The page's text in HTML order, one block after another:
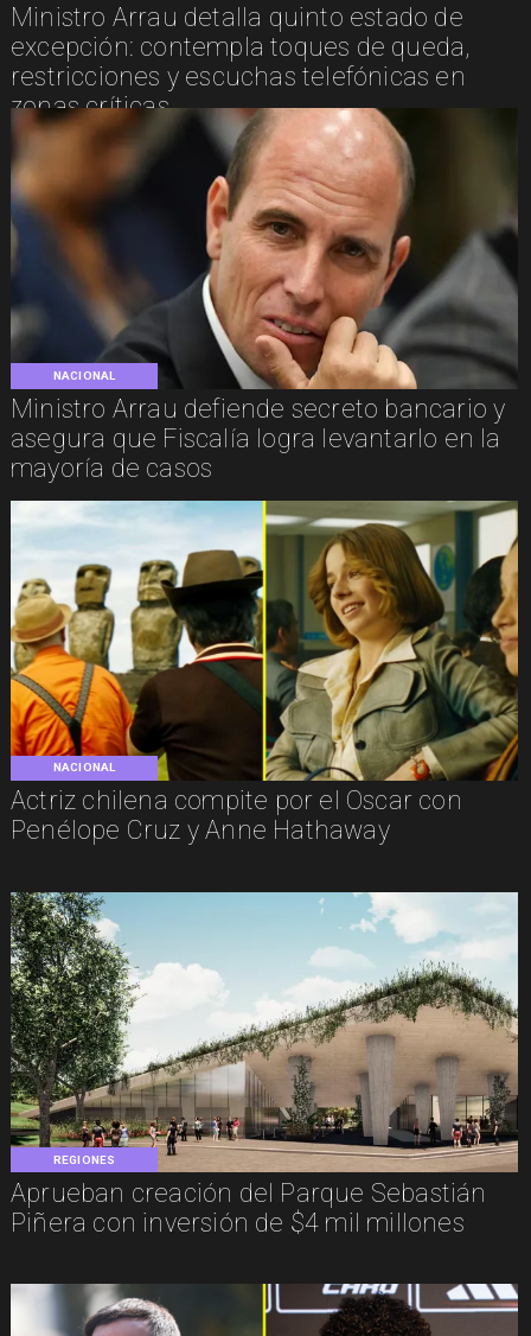
Ministro Arrau detalla quinto estado de
excepción: contempla toques de queda,
restricciones y escuchas telefónicas en
zonas críticas
NACIONAL
Ministro Arrau defiende secreto bancario y
asegura que Fiscalía logra levantarlo en la
mayoría de casos
NACIONAL
Actriz chilena compite por el Oscar con
Penélope Cruz y Anne Hathaway
REGIONES
Aprueban creación del Parque Sebastián
Piñera con inversión de $4 mil millones